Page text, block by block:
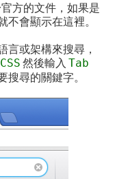
方的文件，如果是
會顯示在這裡。
言或架構來搜尋，
CSS 然後輸入 Tab
尋的關鍵字。